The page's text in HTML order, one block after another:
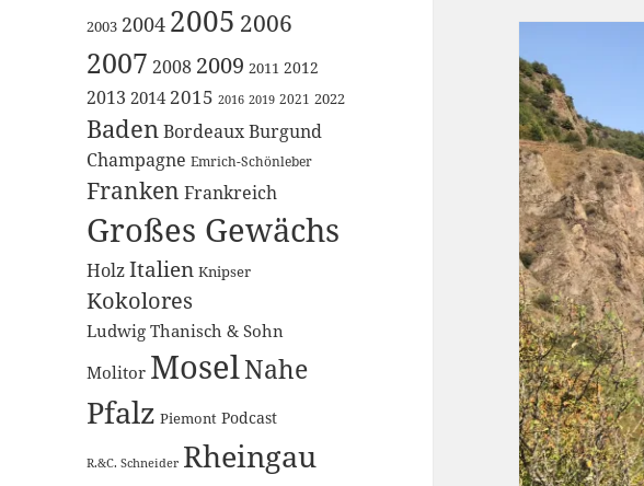
2003 2004 2005 2006
2007 2008 2009 2011 2012
2013 2014 2015 2016 2019 2021 2022
Baden BordeauxBurgund
Champagne Emrich-Schönleber
Franken Frankreich
Großes Gewächs
HolzItalien Knipser
Kokolores
Ludwig Thanisch & Sohn
Molitor MoselNahe
Pfalz Piemont Podcast
R.&C. Schneider Rheingau